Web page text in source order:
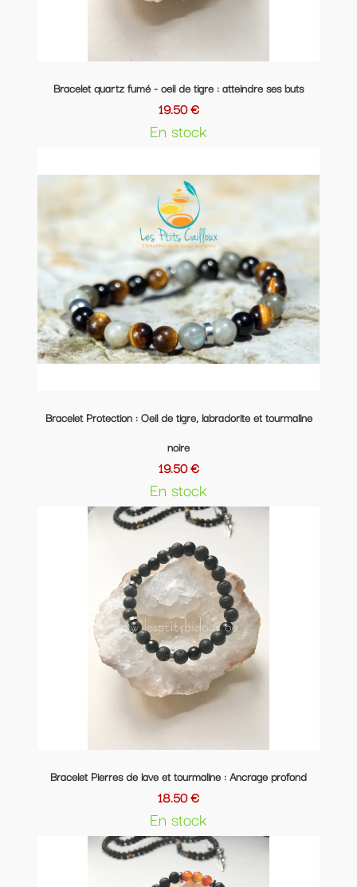
Bracelet quartz fumé - oeil de tigre : atteindre ses buts
19.50 €
En stock
Bracelet Protection : Oeil de tigre, labradorite et tourmaline
noire
19.50 €
En stock
Bracelet Pierres de lave et tourmaline : Ancrage profond
18.50 €
En stock